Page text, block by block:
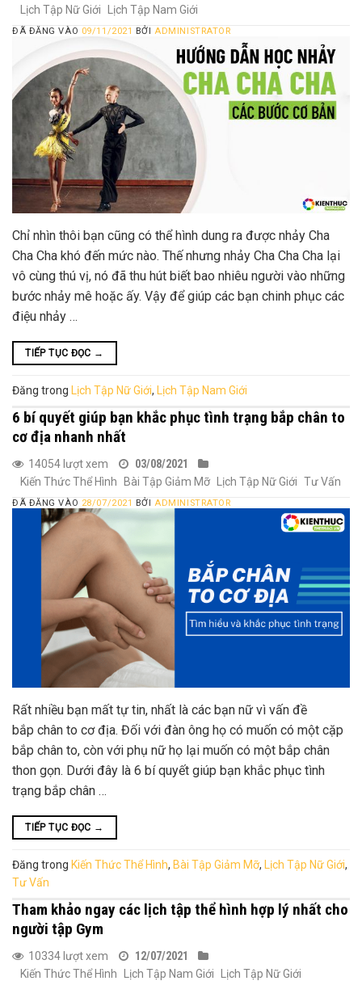
Lịch Tập Nữ Giới
Lịch Tập Nam Giới
ĐÃ ĐĂNG VÀO 09/11/2021 BỞIADMINISTRATOR
Chỉ nhìn thôi bạn cũng có thể hình dung ra được nhảy Cha
Cha Cha khó đến mức nào. Thế nhưng nhảy Cha Cha Cha lại
vô cùng thú vị, nó đã thu hút biết bao nhiêu người vào những
bước nhảy mê hoặc ấy. Vậy để giúp các bạn chinh phục các
điệu nhảy …
TIẾP TỤC ĐỌC →
Đăng trong Lịch Tập Nữ Giới, Lịch Tập Nam Giới
6 bí quyết giúp bạn khắc phục tình trạng bắp chân to
cơ địa nhanh nhất
14054 lượt xem
03/08/2021
Kiến Thức Thể Hình
Bài Tập Giảm Mỡ Lịch Tập Nữ Giới Tư Vấn
ĐÃ ĐĂNG VÀO 28/07/2021 BỞIADMINISTRATOR
Rất nhiều bạn mất tự tin, nhất là các bạn nữ vì vấn đề
bắp chân to cơ địa. Đối với đàn ông họ có muốn có một cặp
bắp chân to, còn với phụ nữ họ lại muốn có một bắp chân
thon gọn. Dưới đây là 6 bí quyết giúp bạn khắc phục tình
trạng bắp chân …
TIẾP TỤC ĐỌC →
Đăng trong Kiến Thức Thể Hình, Bài Tập Giảm Mỡ, Lịch Tập Nữ Giới,
Tư Vấn
Tham khảo ngay các lịch tập thể hình hợp lý nhất cho
người tập Gym
10334 lượt xem
12/07/2021
Kiến Thức Thể Hình
Lịch Tập Nam Giới Lịch Tập Nữ Giới